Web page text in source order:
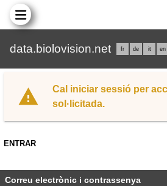
data.biolovision.net fr de it en
Cal iniciar sessió per
sol·licitada.
ENTRAR
Correu electrònic i contrassenya